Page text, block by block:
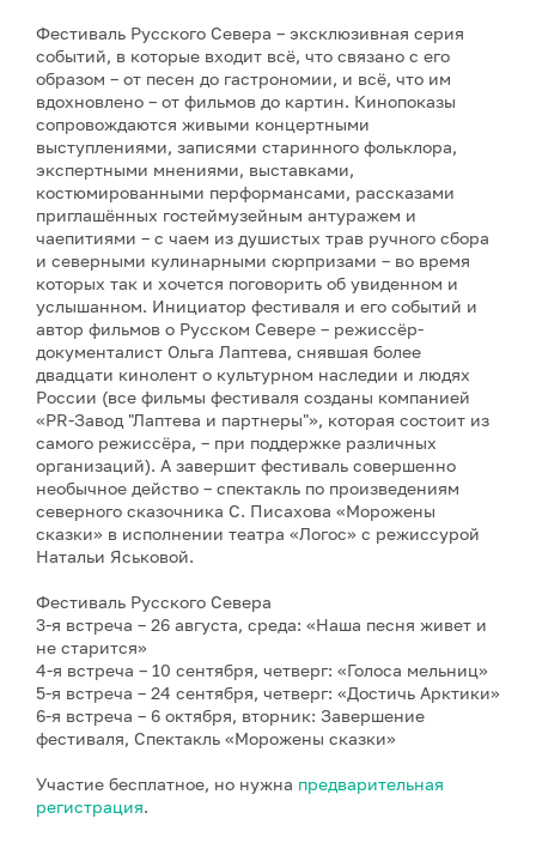
Фестиваль Русского Севера – эксклюзивная серия
событий, в которые входит всё, что связано с его
образом – от песен до гастрономии, и всё, что им
вдохновлено – от фильмов до картин. Кинопоказы
сопровождаются живыми концертными
выступлениями, записями старинного фольклора,
экспертными мнениями, выставками,
костюмированными перформансами, рассказами
приглашённых гостеймузейным антуражем и
чаепитиями – с чаем из душистых трав ручного сбора
и северными кулинарными сюрпризами – во время
которых так и хочется поговорить об увиденном и
услышанном. Инициатор фестиваля и его событий и
автор фильмов о Русском Севере – режиссёр-
документалист Ольга Лаптева, снявшая более
двадцати кинолент о культурном наследии и людях
России (все фильмы фестиваля созданы компанией
«PR-Завод "Лаптева и партнеры"», которая состоит из
самого режиссёра, – при поддержке различных
организаций). А завершит фестиваль совершенно
необычное действо – спектакль по произведениям
северного сказочника С. Писахова «Морожены
сказки» в исполнении театра «Логос» с режиссурой
Натальи Яськовой.
Фестиваль Русского Севера
3-я встреча – 26 августа, среда: «Наша песня живет и
не старится»
4-я встреча – 10 сентября, четверг: «Голоса мельниц»
5-я встреча – 24 сентября, четверг: «Достичь Арктики»
6-я встреча – 6 октября, вторник: Завершение
фестиваля, Спектакль «Морожены сказки»
Участие бесплатное, но нужна предварительная
регистрация.